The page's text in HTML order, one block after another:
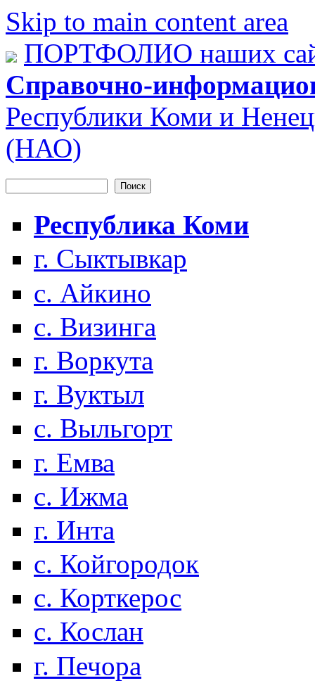
Skip to main content area
ПОРТФОЛИО наших
Справочно-
Республики Коми и
(НАО)
Форма поиска
Республика Коми
г. Сыктывкар
с. Айкино
с. Визинга
г. Воркута
г. Вуктыл
с. Выльгорт
г. Емва
с. Ижма
г. Инта
с. Койгородок
с. Корткерос
с. Кослан
г. Печора